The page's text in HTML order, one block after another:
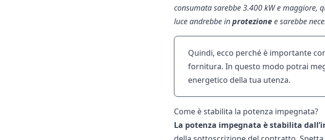
consumata sarebbe 3.400 kW e maggiore,
luce andrebbe inprotezionee sarebbe
Quindi, ecco perché è importante
fornitura. In questo modo potrai
energetico della tua utenza.
Come è stabilita la potenza impegnata?
La potenza impegnata è stabilita